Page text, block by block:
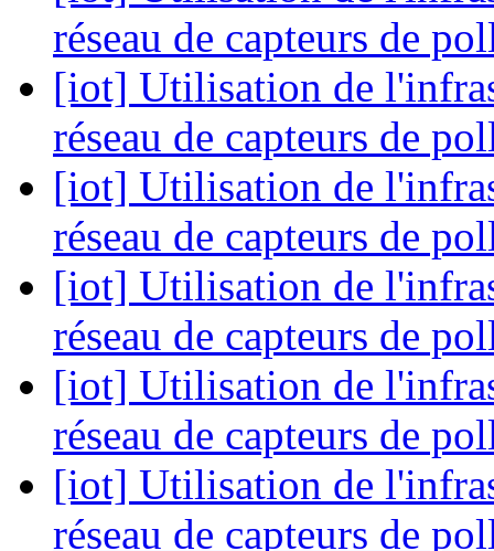
réseau de capteurs de
[iot] Utilisation de
réseau de capteurs de
[iot] Utilisation de
réseau de capteurs de
[iot] Utilisation de
réseau de capteurs de
[iot] Utilisation de
réseau de capteurs de
[iot] Utilisation de
réseau de capteurs de